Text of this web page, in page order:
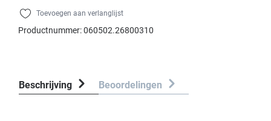
Toevoegen aan verlanglijst
Productnummer:060502.26800310
Beschrijving Beoordelingen